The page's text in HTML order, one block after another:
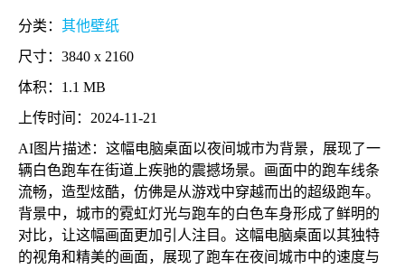
分类： 其他壁纸
尺寸：3840 x 2160
体积：1.1 MB
上传时间：2024-11-21
AI图片描述：这幅电脑桌面以夜间城市为背景，展现了一
辆白色跑车在街道上疾驰的震撼场景。画面中的跑车线条
流畅，造型炫酷，仿佛是从游戏中穿越而出的超级跑车。
背景中，城市的霓虹灯光与跑车的白色车身形成了鲜明的
对比，让这幅画面更加引人注目。这幅电脑桌面以其独特
的视角和精美的画面，展现了跑车在夜间城市中的速度与